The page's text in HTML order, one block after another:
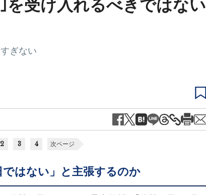
を受け入れるべきではない
ぎない
2 3 4 次ページ
はない」と主張するのか